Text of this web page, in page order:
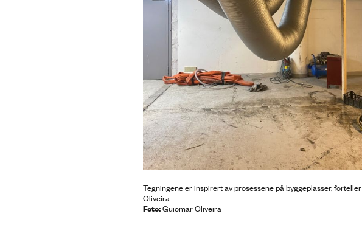
Tegningene er inspirert av prosessene på byggeplasser, forteller
Oliveira.
Foto:Guiomar Oliveira